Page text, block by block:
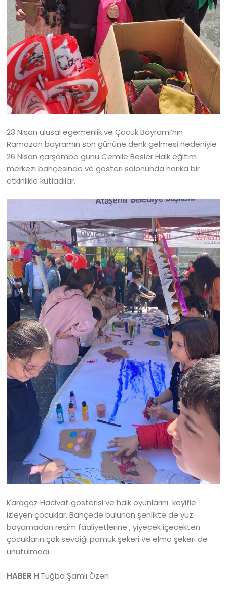
23 Nisan ulusal egemenlik ve Çocuk Bayramı’nın
Ramazan bayramın son gününe denk gelmesi nedeniyle
26 Nisan çarşamba günü Cemile Besler Halk eğitim
merkezi bahçesinde ve gösteri salonunda harika bir
etkinlikle kutladılar.
Karagöz Hacivat gösterisi ve halk oyunlarını keyifle
izleyen çocuklar. Bahçede bulunan şenlikte de yüz
boyamadan resim faaliyetlerine , yiyecek içecekten
çocukların çok sevdiği pamuk şekeri ve elma şekeri de
unutulmadı.
HABERH.Tuğba Şamlı Özen